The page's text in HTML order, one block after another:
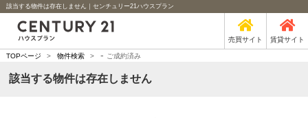
該当する物件は存在しません｜センチュリー21ハウスプラン
売買サイト 賃貸サイト
TOPページ > 物件検索 > - ご成約済み
該当する物件は存在しません